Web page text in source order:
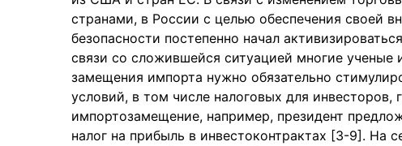
странами, в России с целью обеспечения своей
безопасности постепенно начал
связи со сложившейся ситуацией многие ученые
замещения импорта нужно обязательно
условий, в том числе налоговых для инвесторов,
импортозамещение, например, президент
налог на прибыль в инвестоконтрактах [3-9]. На